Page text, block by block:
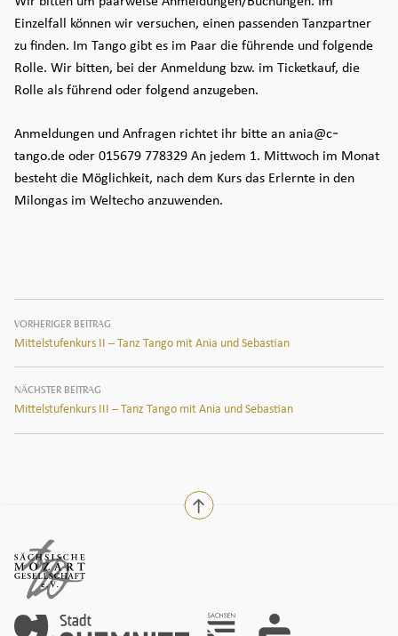
Einzelfall können wir versuchen, einen passenden Tanzpartner
zu finden. Im Tango gibt es im Paar die führende und folgende
Rolle. Wir bitten, bei der Anmeldung bzw. im Ticketkauf, die
Rolle als führend oder folgend anzugeben.
Anmeldungen und Anfragen richtet ihr bitte an ania@c-
tango.de oder 015679 778329 An jedem 1. Mittwoch im Monat
besteht die Möglichkeit, nach dem Kurs das Erlernte in den
Milongas im Weltecho anzuwenden.
VORHERIGER BEITRAG
Mittelstufenkurs II – Tanz Tango mit Ania und Sebastian
NÄCHSTER BEITRAG
Mittelstufenkurs III – Tanz Tango mit Ania und Sebastian
nach oben